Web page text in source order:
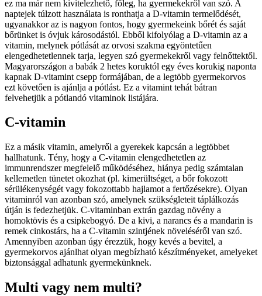
ez ma már nem kivitelezhető, főleg, ha gyermekekről van szó. A
naptejek túlzott használata is ronthatja a D-vitamin termelődését,
ugyanakkor az is nagyon fontos, hogy gyermekeink bőrét és saját
bőrünket is óvjuk károsodástól. Ebből kifolyólag a D-vitamin az a
vitamin, melynek pótlását az orvosi szakma egyöntetűen
elengedhetetlennek tarja, legyen szó gyermekekről vagy felnőttektől.
Magyarországon a babák 2 hetes koruktól egy éves korukig naponta
kapnak D-vitamint csepp formájában, de a legtöbb gyermekorvos
ezt követően is ajánlja a pótlást. Ez a vitamint tehát bátran
felvehetjük a pótlandó vitaminok listájára.
C-vitamin
Ez a másik vitamin, amelyről a gyerekek kapcsán a legtöbbet
hallhatunk. Tény, hogy a C-vitamin elengedhetetlen az
immunrendszer megfelelő működéséhez, hiánya pedig számtalan
kellemetlen tünetet okozhat (pl. kimerültséget, a bőr fokozott
sérülékenységét vagy fokozottabb hajlamot a fertőzésekre). Olyan
vitaminról van azonban szó, amelynek szükségleteit táplálkozás
útján is fedezhetjük. C-vitaminban extrán gazdag növény a
homoktövis és a csipkebogyó. De a kivi, a narancs és a mandarin is
remek cinkostárs, ha a C-vitamin szintjének növeléséről van szó.
Amennyiben azonban úgy érezzük, hogy kevés a bevitel, a
gyermekorvos ajánlhat olyan megbízható készítményeket, amelyeket
biztonsággal adhatunk gyermekünknek.
Multi vagy nem multi?